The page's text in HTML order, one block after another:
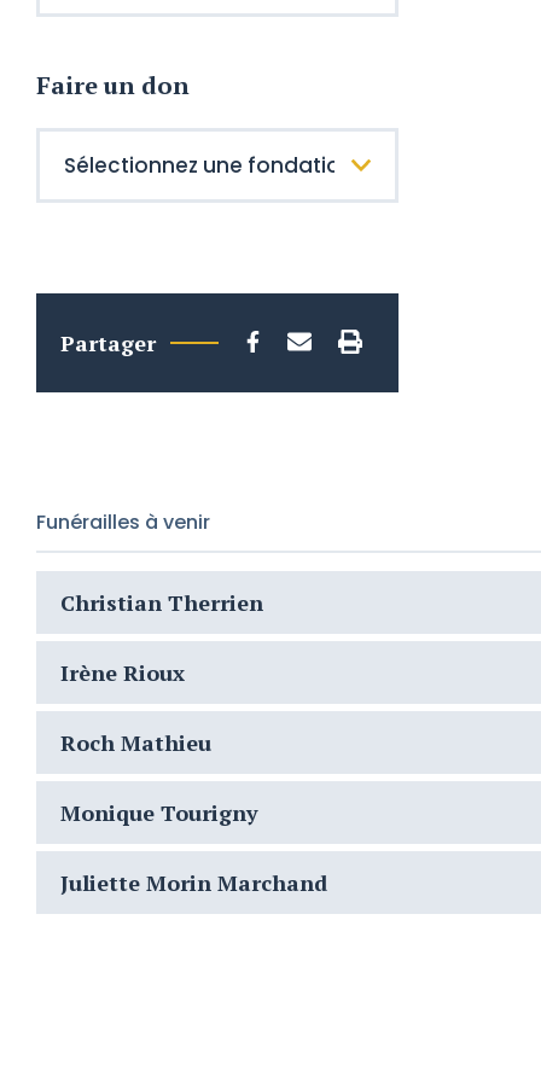
Faire un don
Partager
Funérailles à venir
Christian Therrien
Irène Rioux
Roch Mathieu
Monique Tourigny
Juliette Morin Marchand